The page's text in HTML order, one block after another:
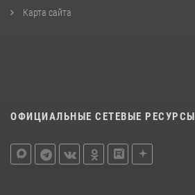
Карта сайта
ОФИЦИАЛЬНЫЕ СЕТЕВЫЕ РЕСУРСЫ